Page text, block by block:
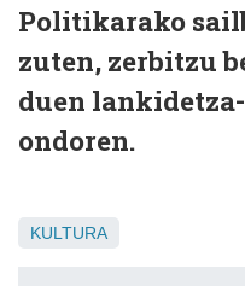
Politikarako
zuten, zerbitzu
duen
ondoren.
KULTURA